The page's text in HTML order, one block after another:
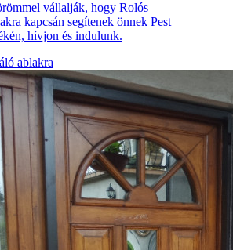
vállalják, hogy Rolós
kapcsán segítenek önnek Pest
hívjon és indulunk.
ablakra